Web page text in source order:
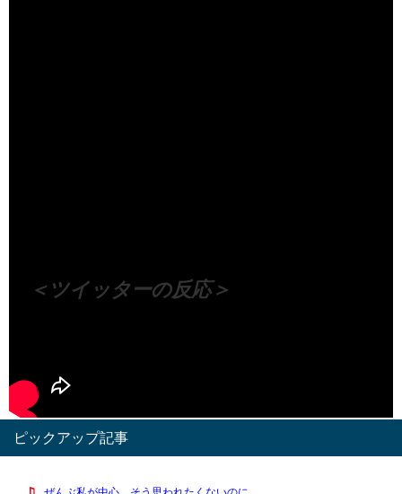
＜ツイッターの反応＞
Visited 112 times, 1 visit(s) today
ピックアップ記事